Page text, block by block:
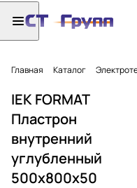
Главная Каталог
IEK FORMAT
Пластрон
внутренний
углубленный
500х800х50